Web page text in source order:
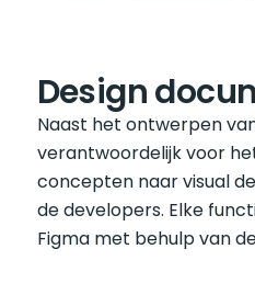
Design
Naast het ontwerpen
verantwoordelijk voor
concepten naar visual
de developers. Elke
Figma met behulp van